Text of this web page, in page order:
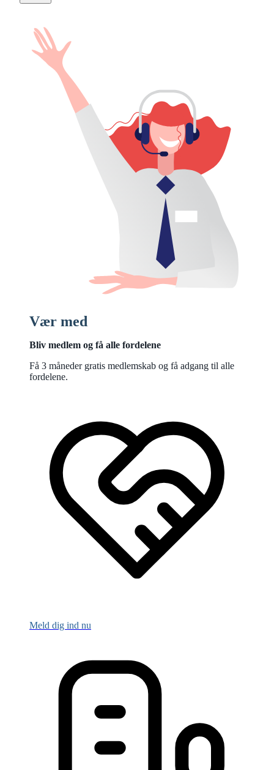
Vær med
Bliv medlem og få alle fordelene
Få 3 måneder gratis medlemskab og få adgang til alle
fordelene.
Meld dig ind nu